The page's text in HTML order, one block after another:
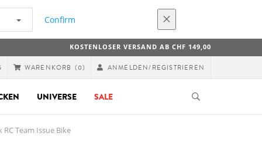
Confirm
KOSTENLOSER VERSAND AB CHF 149,00
WARENKORB (0) ANMELDEN/REGISTRIEREN
UNIVERSE SALE
RC Team Issue Bike